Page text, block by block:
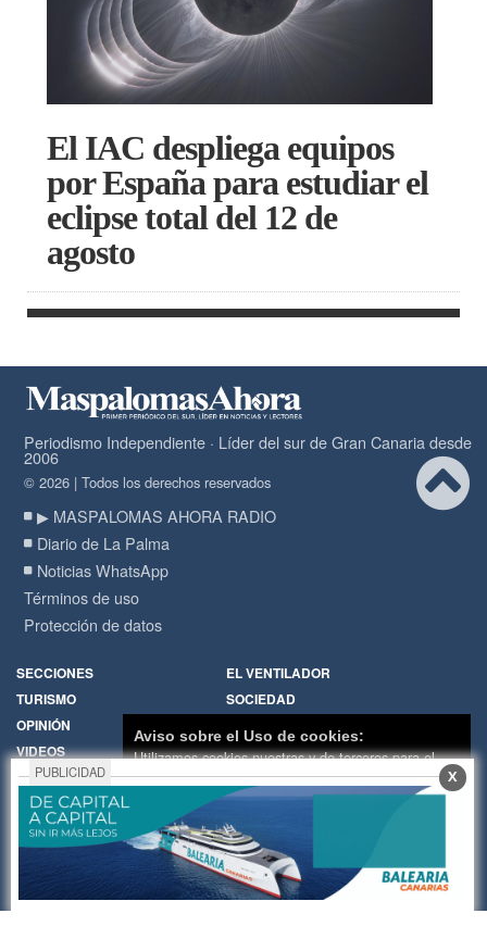
El IAC despliega equipos
por España para estudiar el
eclipse total del 12 de
agosto
Periodismo Independiente · Líder del sur de Gran Canaria desde
2006
© 2026 | Todos los derechos reservados
▶ MASPALOMAS AHORA RADIO
Diario de La Palma
Noticias WhatsApp
Términos de uso
Protección de datos
SECCIONES
EL VENTILADOR
TURISMO
SOCIEDAD
OPINIÓN
VIDEOS
RADIO
Política de Cookies
Hemeroteca
Encuestas
Cartas de los lectores
Fotos de los lectores
Galerías de imágenes
Temas de actualidad
Principios Editoriales
Nosotros
Publicidad
PUBLICIDAD X
Aviso sobre el Uso de cookies:
Utilizamos cookies nuestras y de terceros para el
funcionamiento del digital. Puedes consultar la lista
de cookies y como desconectarlas.
Política de Privacidad y Cookies
Aceptar Cookies
Personalizar